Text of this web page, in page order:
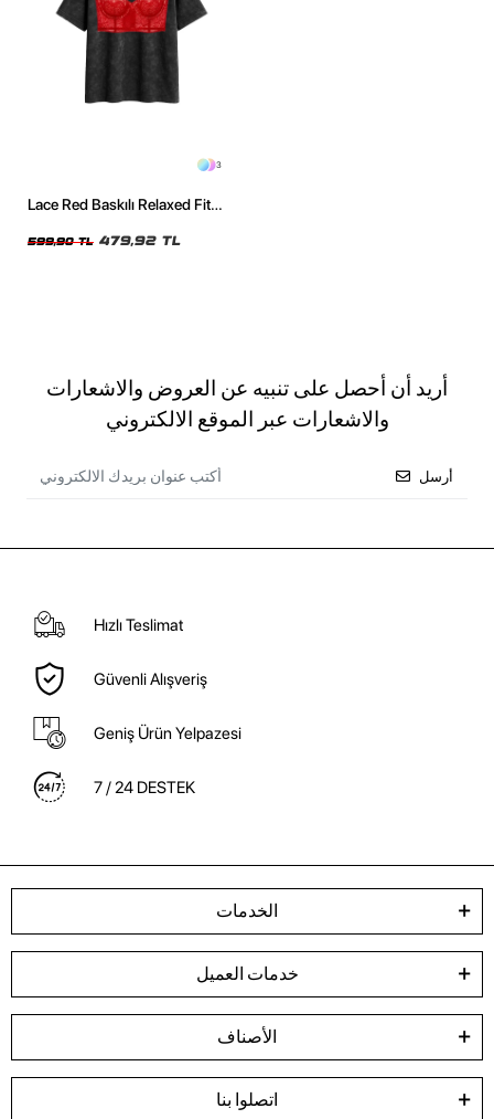
3
Lace Red Baskılı Relaxed Fit
599,90 TL 479,92 TL
أريد أن أحصل على تنبيه عن العروض والاشعارات
والاشعارات عبر الموقع الالكتروني
أرسل
Hızlı Teslimat
Güvenli Alışveriş
Geniş Ürün Yelpazesi
7 / 24 DESTEK
الخدمات
خدمات العميل
الأصناف
اتصلوا بنا